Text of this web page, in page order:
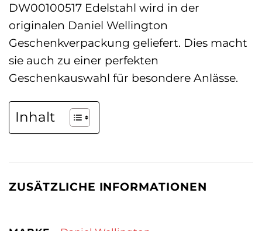
DW00100517 Edelstahl wird in der
originalen Daniel Wellington
Geschenkverpackung geliefert. Dies macht
sie auch zu einer perfekten
Geschenkauswahl für besondere Anlässe.
Inhalt
ZUSÄTZLICHE INFORMATIONEN